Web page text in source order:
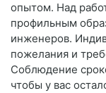
опытом. Над
профильным
инженеров.
пожелания и
Соблюдение
чтобы у вас